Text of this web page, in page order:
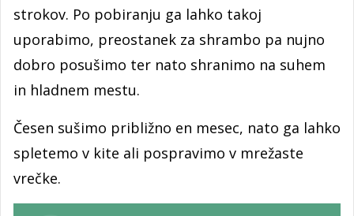
strokov. Po pobiranju ga lahko takoj
uporabimo, preostanek za shrambo pa nujno
dobro posušimo ter nato shranimo na suhem
in hladnem mestu.
Česen sušimo približno en mesec, nato ga lahko
spletemo v kite ali pospravimo v mrežaste
vrečke.